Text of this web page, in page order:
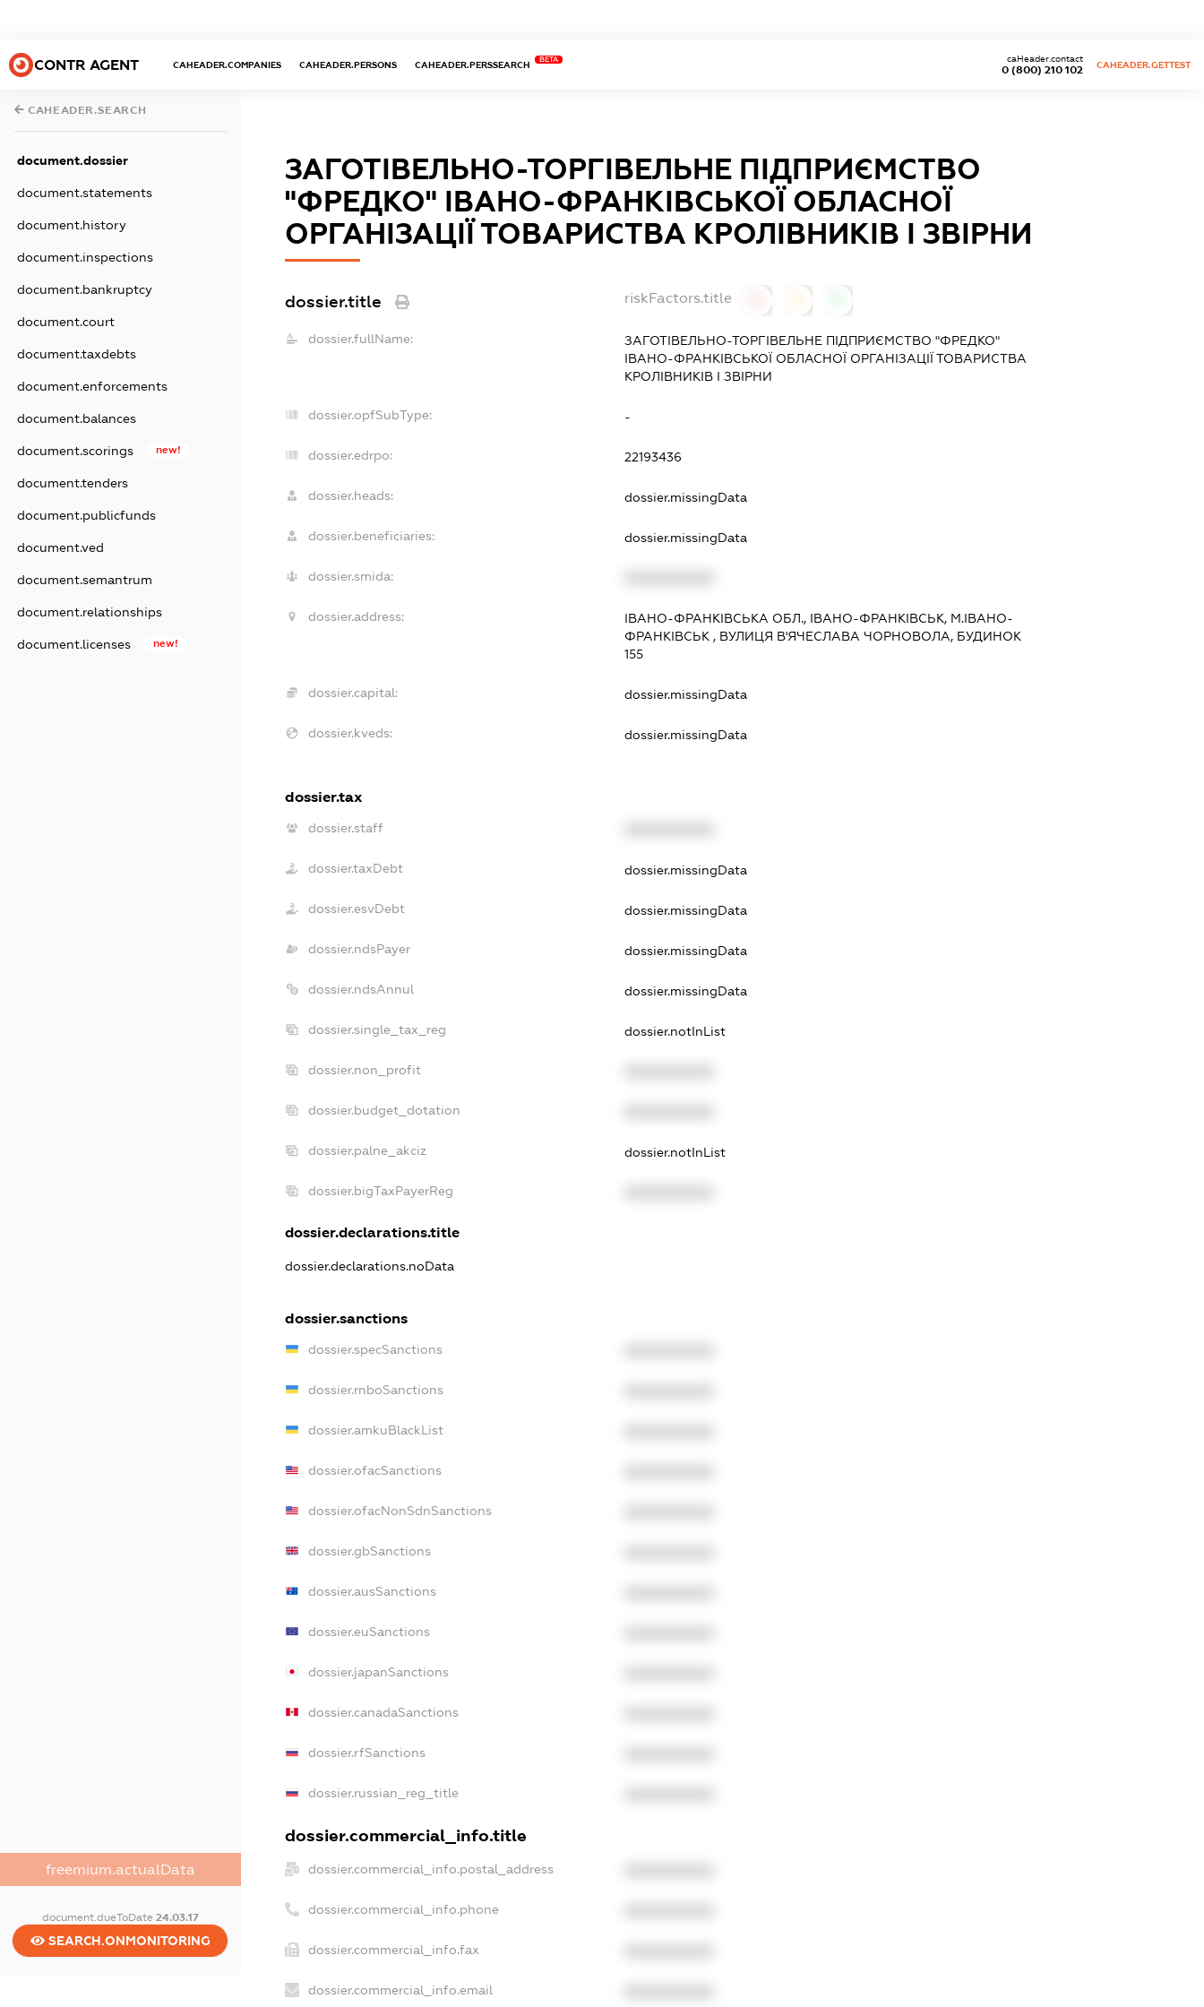
CONTR AGENT CAHEADER.COMPANIES CAHEADER.PERSONS CAHEADER.PERSSEARCH
BETA
0 (800) 210 102
caHeader.contact
CAHEADER.GETTEST
CAHEADER.SEARCH
document.dossier
document.statements
document.history
document.inspections
document.bankruptcy
document.court
document.taxdebts
document.enforcements
document.balances
document.scorings new!
document.tenders
document.publicfunds
document.ved
document.semantrum
document.relationships
document.licenses new!
freemium.actualData
document.dueToDate 24.03.17
SEARCH.ONMONITORING
ЗАГОТІВЕЛЬНО-ТОРГІВЕЛЬНЕ ПІДПРИЄМСТВО
"ФРЕДКО" ІВАНО-ФРАНКІВСЬКОЇ ОБЛАСНОЇ
ОРГАНІЗАЦІЇ ТОВАРИСТВА КРОЛІВНИКІВ І ЗВІРНИ
dossier.title riskFactors.title
dossier.fullName:
ЗАГОТІВЕЛЬНО-ТОРГІВЕЛЬНЕ ПІДПРИЄМСТВО "ФРЕДКО"
ІВАНО-ФРАНКІВСЬКОЇ ОБЛАСНОЇ ОРГАНІЗАЦІЇ ТОВАРИСТВА
КРОЛІВНИКІВ І ЗВІРНИ
dossier.opfSubType: -
dossier.edrpo: 22193436
dossier.heads: dossier.missingData
dossier.beneficiaries: dossier.missingData
dossier.smida:
dossier.address:
ІВАНО-ФРАНКІВСЬКА ОБЛ., ІВАНО-ФРАНКІВСЬК, М.ІВАНО-
ФРАНКІВСЬК , ВУЛИЦЯ В'ЯЧЕСЛАВА ЧОРНОВОЛА, БУДИНОК
155
dossier.capital: dossier.missingData
dossier.kveds: dossier.missingData
dossier.tax
dossier.staff
dossier.taxDebt dossier.missingData
dossier.esvDebt dossier.missingData
dossier.ndsPayer dossier.missingData
dossier.ndsAnnul dossier.missingData
dossier.single_tax_reg dossier.notInList
dossier.non_profit
dossier.budget_dotation
dossier.palne_akciz dossier.notInList
dossier.bigTaxPayerReg
dossier.declarations.title
dossier.declarations.noData
dossier.sanctions
dossier.specSanctions
dossier.rnboSanctions
dossier.amkuBlackList
dossier.ofacSanctions
dossier.ofacNonSdnSanctions
dossier.gbSanctions
dossier.ausSanctions
dossier.euSanctions
dossier.japanSanctions
dossier.canadaSanctions
dossier.rfSanctions
dossier.russian_reg_title
dossier.commercial_info.title
dossier.commercial_info.postal_address
dossier.commercial_info.phone
dossier.commercial_info.fax
dossier.commercial_info.email